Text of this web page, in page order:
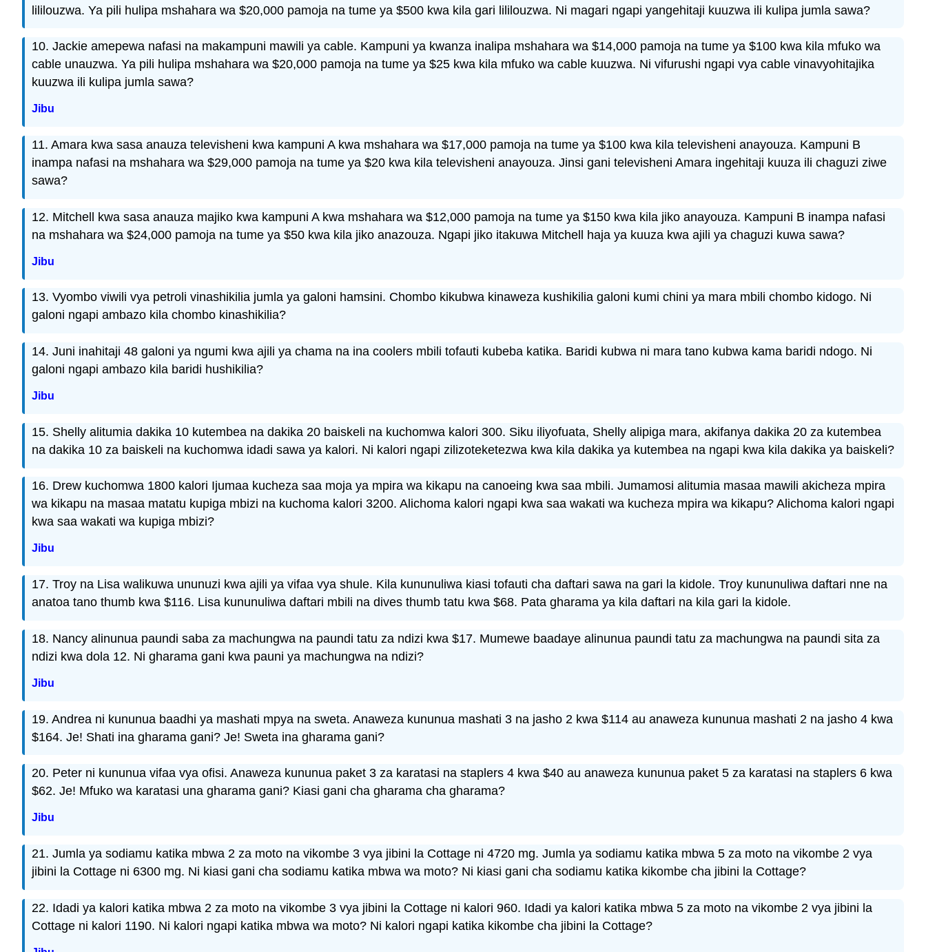
lililouzwa. Ya pili hulipa mshahara wa $20,000 pamoja na tume ya $500 kwa kila gari lililouzwa. Ni magari ngapi yangehitaji kuuzwa ili kulipa jumla sawa?
10. Jackie amepewa nafasi na makampuni mawili ya cable. Kampuni ya kwanza inalipa mshahara wa $14,000 pamoja na tume ya $100 kwa kila mfuko wa
cable unauzwa. Ya pili hulipa mshahara wa $20,000 pamoja na tume ya $25 kwa kila mfuko wa cable kuuzwa. Ni vifurushi ngapi vya cable vinavyohitajika
kuuzwa ili kulipa jumla sawa?
Jibu
11. Amara kwa sasa anauza televisheni kwa kampuni A kwa mshahara wa $17,000 pamoja na tume ya $100 kwa kila televisheni anayouza. Kampuni B
inampa nafasi na mshahara wa $29,000 pamoja na tume ya $20 kwa kila televisheni anayouza. Jinsi gani televisheni Amara ingehitaji kuuza ili chaguzi ziwe
sawa?
12. Mitchell kwa sasa anauza majiko kwa kampuni A kwa mshahara wa $12,000 pamoja na tume ya $150 kwa kila jiko anayouza. Kampuni B inampa nafasi
na mshahara wa $24,000 pamoja na tume ya $50 kwa kila jiko anazouza. Ngapi jiko itakuwa Mitchell haja ya kuuza kwa ajili ya chaguzi kuwa sawa?
Jibu
13. Vyombo viwili vya petroli vinashikilia jumla ya galoni hamsini. Chombo kikubwa kinaweza kushikilia galoni kumi chini ya mara mbili chombo kidogo. Ni
galoni ngapi ambazo kila chombo kinashikilia?
14. Juni inahitaji 48 galoni ya ngumi kwa ajili ya chama na ina coolers mbili tofauti kubeba katika. Baridi kubwa ni mara tano kubwa kama baridi ndogo. Ni
galoni ngapi ambazo kila baridi hushikilia?
Jibu
15. Shelly alitumia dakika 10 kutembea na dakika 20 baiskeli na kuchomwa kalori 300. Siku iliyofuata, Shelly alipiga mara, akifanya dakika 20 za kutembea
na dakika 10 za baiskeli na kuchomwa idadi sawa ya kalori. Ni kalori ngapi zilizoteketezwa kwa kila dakika ya kutembea na ngapi kwa kila dakika ya baiskeli?
16. Drew kuchomwa 1800 kalori Ijumaa kucheza saa moja ya mpira wa kikapu na canoeing kwa saa mbili. Jumamosi alitumia masaa mawili akicheza mpira
wa kikapu na masaa matatu kupiga mbizi na kuchoma kalori 3200. Alichoma kalori ngapi kwa saa wakati wa kucheza mpira wa kikapu? Alichoma kalori ngapi
kwa saa wakati wa kupiga mbizi?
Jibu
17. Troy na Lisa walikuwa ununuzi kwa ajili ya vifaa vya shule. Kila kununuliwa kiasi tofauti cha daftari sawa na gari la kidole. Troy kununuliwa daftari nne na
anatoa tano thumb kwa $116. Lisa kununuliwa daftari mbili na dives thumb tatu kwa $68. Pata gharama ya kila daftari na kila gari la kidole.
18. Nancy alinunua paundi saba za machungwa na paundi tatu za ndizi kwa $17. Mumewe baadaye alinunua paundi tatu za machungwa na paundi sita za
ndizi kwa dola 12. Ni gharama gani kwa pauni ya machungwa na ndizi?
Jibu
19. Andrea ni kununua baadhi ya mashati mpya na sweta. Anaweza kununua mashati 3 na jasho 2 kwa $114 au anaweza kununua mashati 2 na jasho 4 kwa
$164. Je! Shati ina gharama gani? Je! Sweta ina gharama gani?
20. Peter ni kununua vifaa vya ofisi. Anaweza kununua paket 3 za karatasi na staplers 4 kwa $40 au anaweza kununua paket 5 za karatasi na staplers 6 kwa
$62. Je! Mfuko wa karatasi una gharama gani? Kiasi gani cha gharama cha gharama?
Jibu
21. Jumla ya sodiamu katika mbwa 2 za moto na vikombe 3 vya jibini la Cottage ni 4720 mg. Jumla ya sodiamu katika mbwa 5 za moto na vikombe 2 vya
jibini la Cottage ni 6300 mg. Ni kiasi gani cha sodiamu katika mbwa wa moto? Ni kiasi gani cha sodiamu katika kikombe cha jibini la Cottage?
22. Idadi ya kalori katika mbwa 2 za moto na vikombe 3 vya jibini la Cottage ni kalori 960. Idadi ya kalori katika mbwa 5 za moto na vikombe 2 vya jibini la
Cottage ni kalori 1190. Ni kalori ngapi katika mbwa wa moto? Ni kalori ngapi katika kikombe cha jibini la Cottage?